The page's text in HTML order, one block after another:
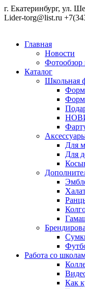
г. Екатеринбург, ул.
Lider-torg@list.ru
Главная
Новости
Каталог
Школьная
Для
Для
Работа со
Как